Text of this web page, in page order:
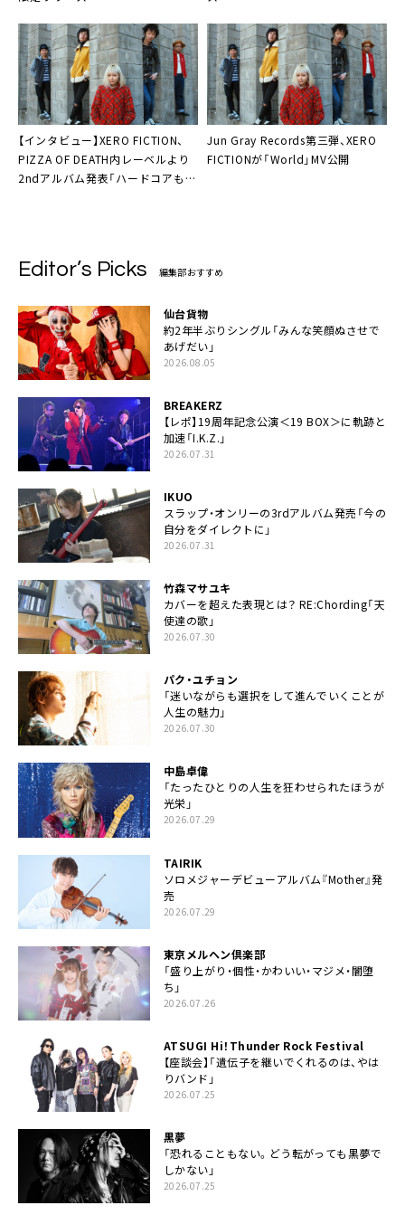
【インタビュー】XERO FICTION、
PIZZA OF DEATH内レーベルより
2ndアルバム発表「ハードコアもポ
Jun Gray Records第三弾、 XERO
FICTIONが「World」MV公開
Editor’s Picks 編集部おすすめ
仙台貨物
約2年半ぶりシングル「みんな笑顔ぬさせで
あげだい」
2026.08.05
BREAKERZ
【レポ】19周年記念公演＜19 BOX＞に軌跡と
加速「I.K.Z.」
2026.07.31
IKUO
スラップ・オンリーの3rdアルバム発売「今の
自分をダイレクトに」
2026.07.31
竹森マサユキ
カバーを超えた表現とは？ RE:Chording「天
使達の歌」
2026.07.30
パク・ユチョン
「迷いながらも選択をして進んでいくことが
人生の魅力」
2026.07.30
中島卓偉
「たったひとりの人生を狂わせられたほうが
光栄」
2026.07.29
TAIRIK
ソロメジャーデビューアルバム『Mother』発
売
2026.07.29
東京メルヘン倶楽部
「盛り上がり・個性・かわいい・マジメ・闇堕
ち」
2026.07.26
ATSUGI Hi！Thunder Rock Festival
【座談会】「遺伝子を継いでくれるのは、やは
りバンド」
2026.07.25
黒夢
「恐れることもない。どう転がっても黒夢で
しかない」
2026.07.25